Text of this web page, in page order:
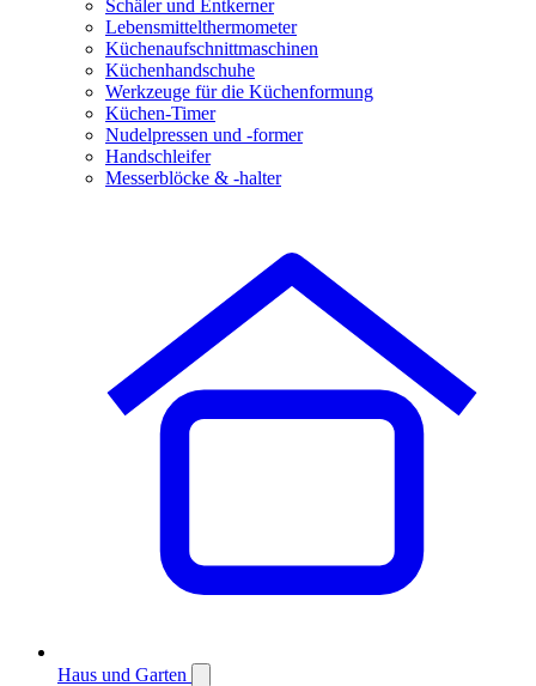
Schäler und Entkerner
Lebensmittelthermometer
Küchenaufschnittmaschinen
Küchenhandschuhe
Werkzeuge für die Küchenformung
Küchen-Timer
Nudelpressen und -former
Handschleifer
Messerblöcke & -halter
Haus und Garten